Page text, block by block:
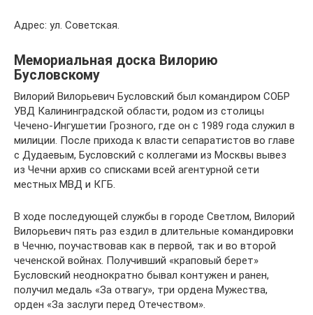
Адрес: ул. Советская.
Мемориальная доска Вилорию
Бусловскому
Вилорий Вилорьевич Бусловский был командиром СОБР
УВД Калининградской области, родом из столицы
Чечено-Ингушетии Грозного, где он с 1989 года служил в
милиции. После прихода к власти сепаратистов во главе
с Дудаевым, Бусловский с коллегами из Москвы вывез
из Чечни архив со списками всей агентурной сети
местных МВД и КГБ.
В ходе последующей службы в городе Светлом, Вилорий
Вилорьевич пять раз ездил в длительные командировки
в Чечню, поучаствовав как в первой, так и во второй
чеченской войнах. Получивший «краповый берет»
Бусловский неоднократно бывал контужен и ранен,
получил медаль «За отвагу», три ордена Мужества,
орден «За заслуги перед Отечеством».